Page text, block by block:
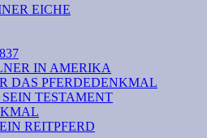
EICHE
IN AMERIKA
DAS PFERDEDENKMAL
TESTAMENT
REITPFERD